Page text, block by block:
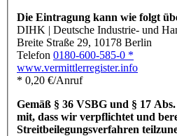
Die Eintragung kann wie folgt
DIHK | Deutsche Industrie- und
Breite Straße 29, 10178 Berlin
Telefon 0180-600-585-0 *
www.vermittlerregister.info
* 0,20 €/Anruf
Gemäß § 36 VSBG und § 17
mit, dass wir verpflichtet und
Streitbeilegungsverfahren